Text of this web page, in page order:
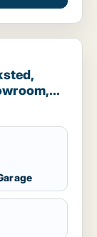
eller